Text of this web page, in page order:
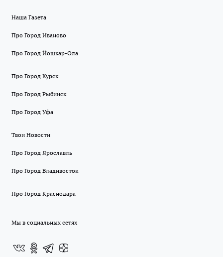
Наша Газета
Про Город Иваново
Про Город Йошкар-Ола
Про Город Курск
Про Город Рыбинск
Про Город Уфа
Твои Новости
Про Город Ярославль
Про Город Владивосток
Про Город Краснодара
Мы в социальных сетях